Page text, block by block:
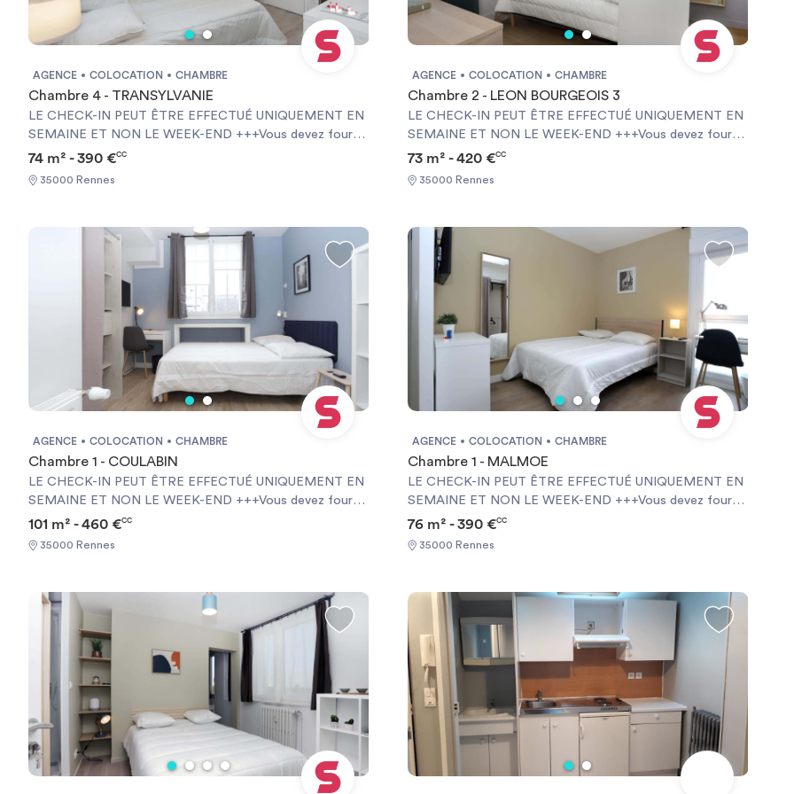
AGENCE COLOCATION CHAMBRE
Chambre 4 - TRANSYLVANIE
LE CHECK-IN PEUT ÊTRE EFFECTUÉ UNIQUEMENT EN
SEMAINE ET NON LE WEEK-END +++Vous devez fournir
une Garantie Visale obligatoirement et une assurance
ON WEEKDAYS AND NOT AT WEEKENDS +++You must
74 m² - 390 €CC
35000 Rennes
AGENCE COLOCATION CHAMBRE
Chambre 2 - LEON BOURGEOIS 3
LE CHECK-IN PEUT ÊTRE EFFECTUÉ UNIQUEMENT EN
SEMAINE ET NON LE WEEK-END +++Vous devez fournir
une Garantie Visale obligatoirement et une assurance
ON WEEKDAYS AND NOT AT WEEKENDS +++You must
73 m² - 420 €CC
35000 Rennes
AGENCE COLOCATION CHAMBRE
Chambre 1 - COULABIN
LE CHECK-IN PEUT ÊTRE EFFECTUÉ UNIQUEMENT EN
SEMAINE ET NON LE WEEK-END +++Vous devez fournir
une Garantie Visale obligatoirement et une assurance
habitation+++ [ENG] CHECK-IN CAN ONLY BE DONE
ON WEEKDAYS AND NOT AT WEEKENDS +++You must
101 m² - 460 €CC
35000 Rennes
AGENCE COLOCATION CHAMBRE
Chambre 1 - MALMOE
LE CHECK-IN PEUT ÊTRE EFFECTUÉ UNIQUEMENT EN
SEMAINE ET NON LE WEEK-END +++Vous devez fournir
une Garantie Visale obligatoirement et une assurance
habitation+++ [ENG] CHECK-IN CAN ONLY BE DONE
ON WEEKDAYS AND NOT AT WEEKENDS +++You must
76 m² - 390 €CC
35000 Rennes